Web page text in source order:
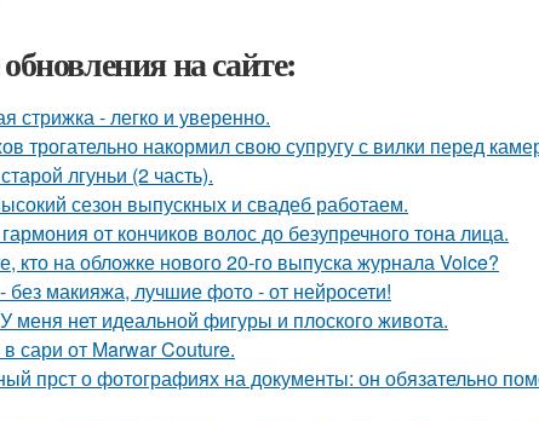
на сайте:
стрижка - легко и уверенно.
трогательно накормил свою супругу с вилки перед
лгуньи (2 часть).
сезон выпускных и свадеб работаем.
от кончиков волос до безупречного тона лица.
кто на обложке нового 20-го выпуска журнала Voice?
без макияжа, лучшие фото - от нейросети!
меня нет идеальной фигуры и плоского живота.
сари от Marwar Couture.
прст о фотографиях на документы: он обязательно